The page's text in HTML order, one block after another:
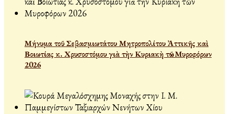
Μήνυμα τοῦ Σεβασμιωτάτου Μητροπολίτου Ἀττικῆς καὶ
Βοιωτίας κ. Χρυσοστόμου γιὰ τὴν Κυριακὴ τῶν Μυροφόρων
2026